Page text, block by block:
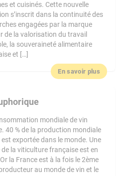
et cuisinés. Cette nouvelle
s’inscrit dans la continuité des
engagées par la marque
de la valorisation du travail
la souveraineté alimentaire
et […]
En savoir plus
mondiale de vin
40 % de la production mondiale
est exportée dans le monde. Une
de la viticulture française est en
la France est à la fois le 2ème
au monde de vin et le